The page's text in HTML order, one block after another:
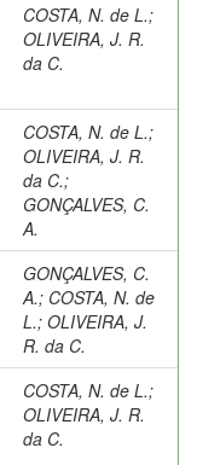
COSTA, N. de L.;
OLIVEIRA, J. R.
da C.
COSTA, N. de L.;
OLIVEIRA, J. R.
da C.;
GONÇALVES, C.
A.
GONÇALVES, C.
A.; COSTA, N. de
L.; OLIVEIRA, J.
R. da C.
COSTA, N. de L.;
OLIVEIRA, J. R.
da C.